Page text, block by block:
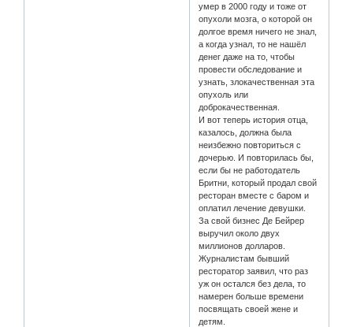
умер в 2000 году и тоже от
опухоли мозга, о которой он
долгое время ничего не знал,
а когда узнал, то не нашёл
денег даже на то, чтобы
провести обследование и
узнать, злокачественная эта
опухоль или
доброкачественная.
И вот теперь история отца,
казалось, должна была
неизбежно повториться с
дочерью. И повторилась бы,
если бы не работодатель
Бритни, который продал свой
ресторан вместе с баром и
оплатил лечение девушки.
За свой бизнес Де Бейрер
выручил около двух
миллионов долларов.
Журналистам бывший
ресторатор заявил, что раз
уж он остался без дела, то
намерен больше времени
посвящать своей жене и
детям.